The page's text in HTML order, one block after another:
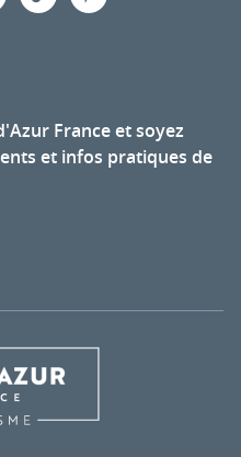
France et soyez
et infos pratiques de